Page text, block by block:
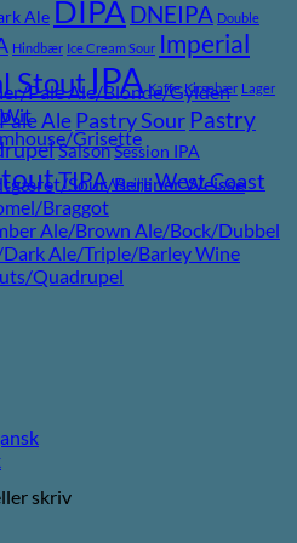
Pale Ale/Blonde/Gylden
Grisette
Sour/Berliner Weisse
Braggot
Ale/Brown Ale/Bock/Dubbel
Ale/Triple/Barley Wine
Quadrupel
Ale DIPA DNEIPA Double
Hindbær Ice Cream Sour Imperial
StoutIPA Kaffe Kirsebær Lager
Pale Ale Pastry Sour Pastry
SaisonSession IPA
TIPA Vanilje West Coast
skriv